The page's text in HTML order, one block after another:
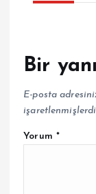
Bir
E-posta
Yorum *